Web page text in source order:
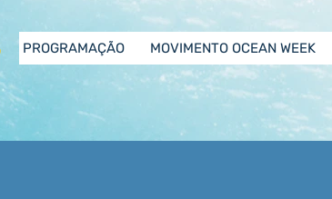
PROGRAMAÇÃO MOVIMENTO OCEAN WEEK